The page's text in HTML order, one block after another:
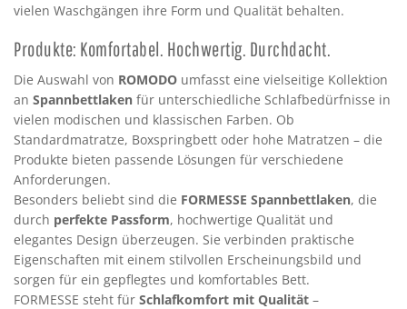
vielen Waschgängen ihre Form und Qualität behalten.
Produkte: Komfortabel. Hochwertig. Durchdacht.
Die Auswahl von ROMODO umfasst eine vielseitige Kollektion
an Spannbettlaken für unterschiedliche Schlafbedürfnisse in
vielen modischen und klassischen Farben. Ob
Standardmatratze, Boxspringbett oder hohe Matratzen – die
Produkte bieten passende Lösungen für verschiedene
Anforderungen.
Besonders beliebt sind die FORMESSE Spannbettlaken, die
durch perfekte Passform, hochwertige Qualität und
elegantes Design überzeugen. Sie verbinden praktische
Eigenschaften mit einem stilvollen Erscheinungsbild und
sorgen für ein gepflegtes und komfortables Bett.
FORMESSE steht für Schlafkomfort mit Qualität –